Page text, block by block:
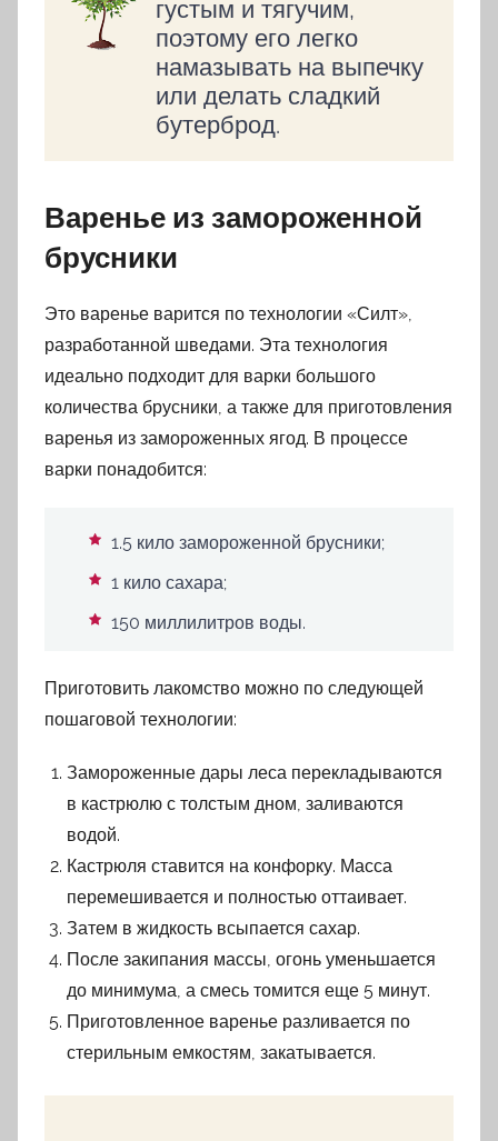
густым и тягучим,
поэтому его легко
намазывать на выпечку
или делать сладкий
бутерброд.
Варенье из замороженной
брусники
Это варенье варится по технологии «Силт»,
разработанной шведами. Эта технология
идеально подходит для варки большого
количества брусники, а также для приготовления
варенья из замороженных ягод. В процессе
варки понадобится:
1.5 кило замороженной брусники;
1 кило сахара;
150 миллилитров воды.
Приготовить лакомство можно по следующей
пошаговой технологии:
Замороженные дары леса перекладываются
в кастрюлю с толстым дном, заливаются
водой.
Кастрюля ставится на конфорку. Масса
перемешивается и полностью оттаивает.
Затем в жидкость всыпается сахар.
После закипания массы, огонь уменьшается
до минимума, а смесь томится еще 5 минут.
Приготовленное варенье разливается по
стерильным емкостям, закатывается.